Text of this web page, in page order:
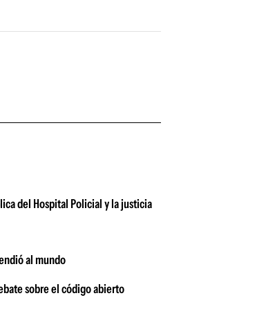
del Hospital Policial y la justicia
al mundo
sobre el código abierto